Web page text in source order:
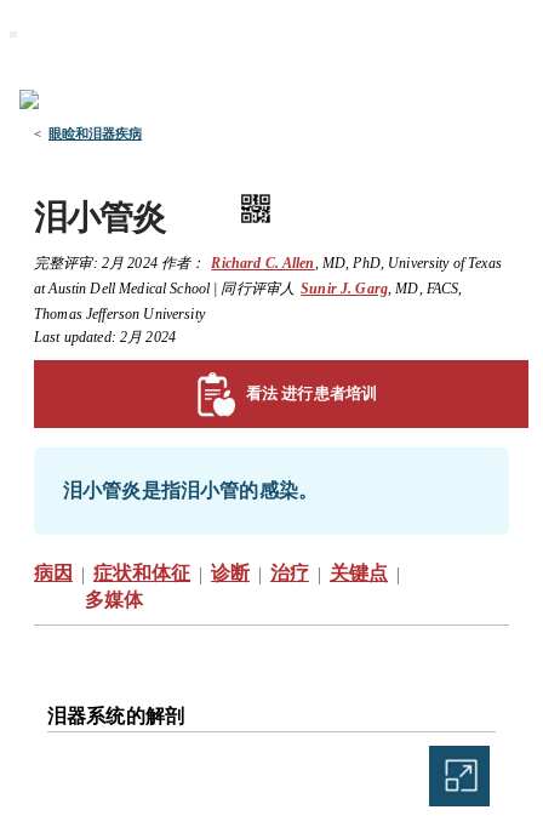
< 眼睑和泪器疾病
泪小管炎
完整评审: 2月 2024作者： Richard C. Allen MD, PhD, University of Texas
at Austin Dell Medical School | 同行评审人 Sunir J. Garg MD, FACS
Thomas Jefferson University
Last updated: 2月 2024
看法 进行患者培训
泪小管炎是指泪小管的感染。
病因 | 症状和体征 | 诊断 | 治疗 | 关键点 |
多媒体
泪器系统的解剖